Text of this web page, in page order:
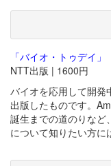
「バイオ・トゥデイ」
NTT出版 | 1600円
バイオを応用して開発
出版したものです。
誕生までの道のりなど
について知りたい方に